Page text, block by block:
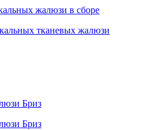
жалюзи в сборе
тканевых жалюзи
Бриз
Бриз